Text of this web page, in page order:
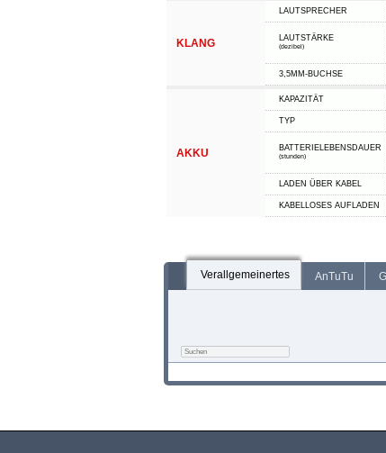
KLANG
LAUTSPRECHER
LAUTSTÄRKE
(dezibel)
3,5MM-BUCHSE
AKKU
KAPAZITÄT
TYP
BATTERIELEBENSDAUER
(stunden)
LADEN ÜBER KABEL
KABELLOSES AUFLADEN
Verallgemeinertes AnTuTu